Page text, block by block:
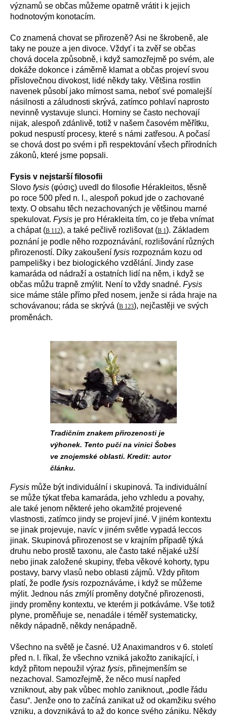
významů se občas můžeme opatrně vrátit i k jejich
hodnotovým konotacím.
Co znamená chovat se přirozeně? Asi ne škrobeně, ale
taky ne pouze a jen divoce. Vždyť i ta zvěř se občas
chová docela způsobně, i když samozřejmě po svém, ale
dokáže dokonce i záměrně klamat a občas projeví svou
příslovečnou divokost, lidé někdy taky. Většina rostlin
navenek působí jako mírnost sama, neboť své pomalejší
násilnosti a záludnosti skrývá, zatímco pohlaví naprosto
nevinně vystavuje slunci. Horniny se často nechovají
nijak, alespoň zdánlivě, totiž v našem časovém měřítku,
pokud nespustí procesy, které s námi zatřesou. A počasí
se chová dost po svém i při respektování všech přírodních
zákonů, které jsme popsali.
Fysis v nejstarší filosofii
Slovo fysis (φύσιϛ) uvedl do filosofie Hérakleitos, těsně
po roce 500 před n. l., alespoň pokud jde o zachované
texty. O obsahu těch nezachovaných je většinou marné
spekulovat. Fysis je pro Hérakleita tím, co je třeba vnímat
a chápat (B 112), a také pečlivě rozlišovat (B 1). Základem
poznání je podle něho rozpoznávání, rozlišování různých
přirozeností. Díky zakoušení fysis rozpoznám kozu od
pampelišky i bez biologického vzdělání. Jindy zase
kamaráda od nádraží a ostatních lidí na něm, i když se
občas můžu trapně zmýlit. Není to vždy snadné. Fysis
sice máme stále přímo před nosem, jenže si ráda hraje na
schovávanou; ráda se skrývá (B 123), nejčastěji ve svých
proměnách.
Tradičním znakem přirozenosti je
výhonek. Tento pučí na vinici Šobes
ve znojemské oblasti. Kredit: autor
článku.
Fysis může být individuální i skupinová. Ta individuální
se může týkat třeba kamaráda, jeho vzhledu a povahy,
ale také jenom některé jeho okamžité projevené
vlastnosti, zatímco jindy se projeví jiné. V jiném kontextu
se jinak projevuje, navíc v jiném světle vypadá leccos
jinak. Skupinová přirozenost se v krajním případě týká
druhu nebo prostě taxonu, ale často také nějaké užší
nebo jinak založené skupiny, třeba věkové kohorty, typu
postavy, barvy vlasů nebo oblasti zájmů. Vždy přitom
platí, že podle fysis rozpoznáváme, i když se můžeme
mýlit. Jednou nás zmýlí proměny dotyčné přirozenosti,
jindy proměny kontextu, ve kterém ji potkáváme. Vše totiž
plyne, proměňuje se, nenadále i téměř systematicky,
někdy nápadně, někdy nenápadně.
Všechno na světě je časné. Už Anaximandros v 6. století
před n. l. říkal, že všechno vzniká jakožto zanikající, i
když přitom nepoužil výraz fysis, přinejmenším se
nezachoval. Samozřejmě, že něco musí napřed
vzniknout, aby pak vůbec mohlo zaniknout, „podle řádu
času“. Jenže ono to začíná zanikat už od okamžiku svého
vzniku, a dovznikává to až do konce svého zániku. Někdy